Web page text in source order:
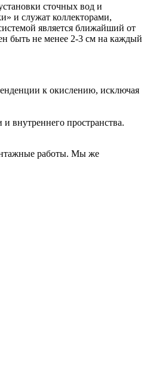
сточных вод и
и служат коллекторами,
является ближайший от
быть не менее 2-3 см на каждый
к окислению, исключая
внутреннего пространства.
работы. Мы же